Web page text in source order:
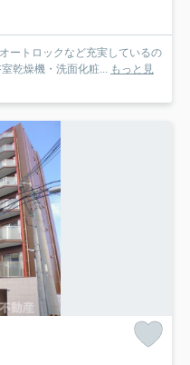
ートロックなど充実しているの
乾燥機・洗面化粧...
もっと見